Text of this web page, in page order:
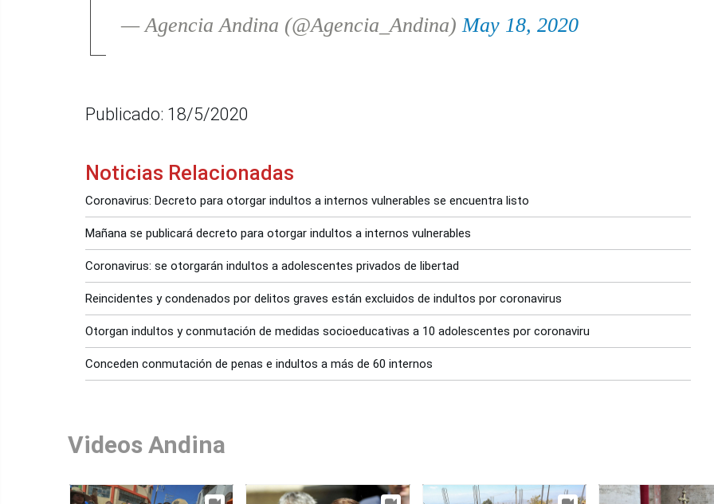
— Agencia Andina (@Agencia_Andina)May 18, 2020
Publicado: 18/5/2020
Noticias Relacionadas
Coronavirus: Decreto para otorgar indultos a internos vulnerables se encuentra listo
Mañana se publicará decreto para otorgar indultos a internos vulnerables
Coronavirus: se otorgarán indultos a adolescentes privados de libertad
Reincidentes y condenados por delitos graves están excluidos de indultos por coronavirus
Otorgan indultos y conmutación de medidas socioeducativas a 10 adolescentes por coronaviru
Conceden conmutación de penas e indultos a más de 60 internos
Videos Andina